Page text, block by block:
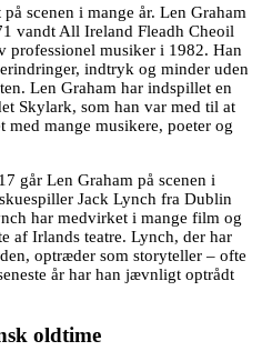
scenen i mange år. Len Graham
vandt All Ireland Fleadh Cheoil
professionel musiker i 1982. Han
indtryk og minder uden
Len Graham har indspillet en
Skylark, som han var med til at
med mange musikere, poeter og
går Len Graham på scenen i
Jack Lynch fra Dublin
har medvirket i mange film og
af Irlands teatre. Lynch, der har
optræder som storyteller – ofte
år har han jævnligt optrådt
oldtime